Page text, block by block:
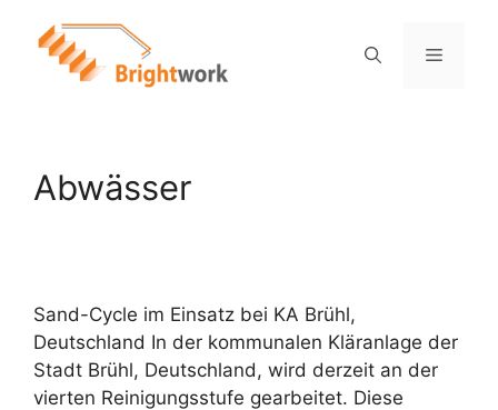
Abwässer
Sand-Cycle im Einsatz bei KA Brühl,
Deutschland In der kommunalen Kläranlage der
Stadt Brühl, Deutschland, wird derzeit an der
vierten Reinigungsstufe gearbeitet. Diese